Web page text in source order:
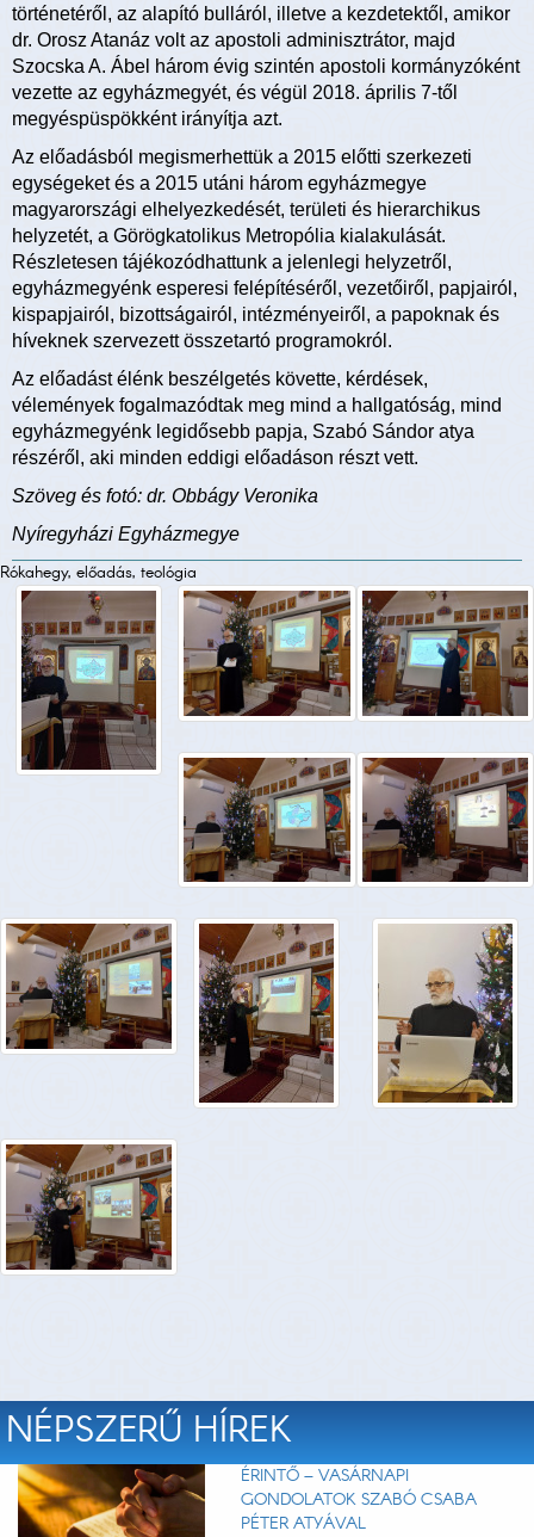
történetéről, az alapító bulláról, illetve a kezdetektől, amikor
dr. Orosz Atanáz volt az apostoli adminisztrátor, majd
Szocska A. Ábel három évig szintén apostoli kormányzóként
vezette az egyházmegyét, és végül 2018. április 7-től
megyéspüspökként irányítja azt.
Az előadásból megismerhettük a 2015 előtti szerkezeti
egységeket és a 2015 utáni három egyházmegye
magyarországi elhelyezkedését, területi és hierarchikus
helyzetét, a Görögkatolikus Metropólia kialakulását.
Részletesen tájékozódhattunk a jelenlegi helyzetről,
egyházmegyénk esperesi felépítéséről, vezetőiről, papjairól,
kispapjairól, bizottságairól, intézményeiről, a papoknak és
híveknek szervezett összetartó programokról.
Az előadást élénk beszélgetés követte, kérdések,
vélemények fogalmazódtak meg mind a hallgatóság, mind
egyházmegyénk legidősebb papja, Szabó Sándor atya
részéről, aki minden eddigi előadáson részt vett.
Szöveg és fotó: dr. Obbágy Veronika
Nyíregyházi Egyházmegye
Rókahegy, előadás, teológia
NÉPSZERŰ HÍREK
ÉRINTŐ – VASÁRNAPI
GONDOLATOK SZABÓ CSABA
PÉTER ATYÁVAL